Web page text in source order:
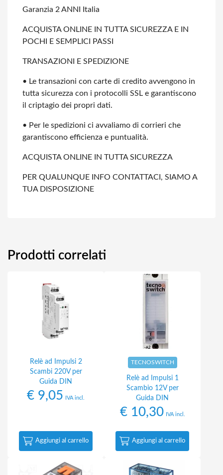
Garanzia 2 ANNI Italia
ACQUISTA ONLINE IN TUTTA SICUREZZA E IN
POCHI E SEMPLICI PASSI
TRANSAZIONI E SPEDIZIONE
• Le transazioni con carte di credito avvengono in
tutta sicurezza con i protocolli SSL e garantiscono
il criptagio dei propri dati.
• Per le spedizioni ci avvaliamo di corrieri che
garantiscono efficienza e puntualità.
ACQUISTA ONLINE IN TUTTA SICUREZZA
PER QUALUNQUE INFO CONTATTACI, SIAMO A
TUA DISPOSIZIONE
Prodotti correlati
Relè ad Impulsi 2
Scambi 220V per
Guida DIN
€ 9,05 IVA incl.
Aggiungi al carrello
TECNOSWITCH
Relè ad Impulsi 1
Scambio 12V per
Guida DIN
€10,30 IVA incl.
Aggiungi al carrello